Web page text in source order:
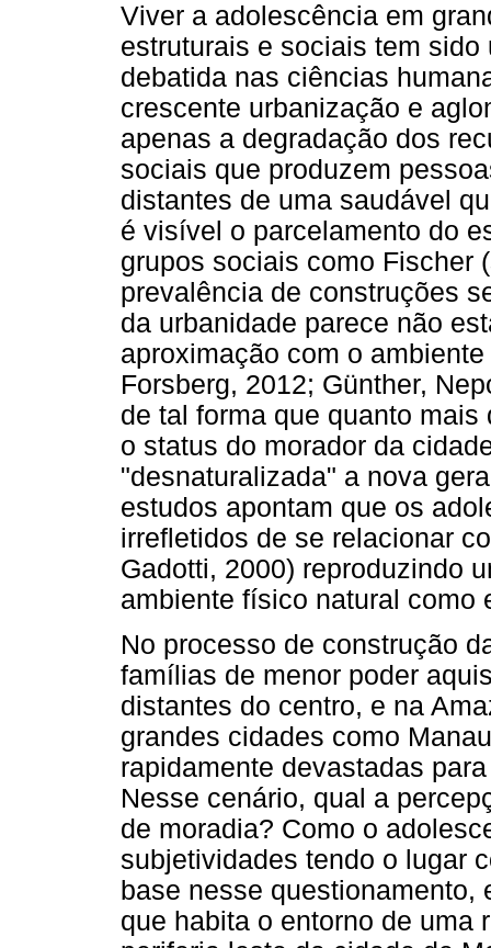
Viver a adolescência em
estruturais e sociais tem
debatida nas ciências
crescente urbanização e
apenas a degradação dos
sociais que produzem
distantes de uma saudável
é visível o parcelamento do
grupos sociais como Fischer
prevalência de construções
da urbanidade parece não
aproximação com o
Forsberg, 2012; Günther,
de tal forma que quanto
o status do morador da
"desnaturalizada" a nova
estudos apontam que os
irrefletidos de se relacionar
Gadotti, 2000) reproduzindo
ambiente físico natural como
No processo de construção
famílias de menor poder
distantes do centro, e na
grandes cidades como
rapidamente devastadas
Nesse cenário, qual a
de moradia? Como o
subjetividades tendo o lugar
base nesse
que habita o entorno de uma